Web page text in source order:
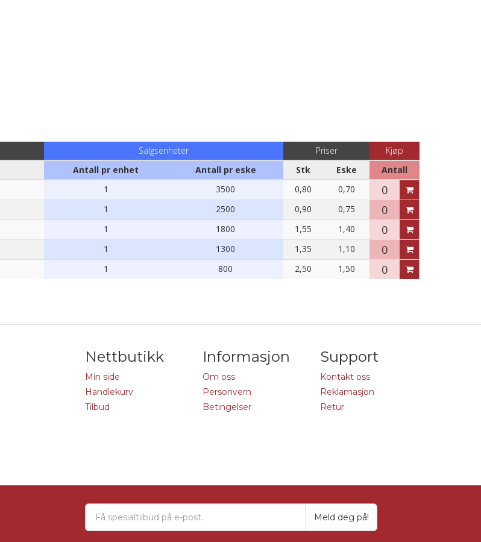
Salgsenheter Priser
Kjøp
Antall pr enhet Antall pr eske Stk Eske
Antall
1 3500 0,80
0,70
1 2500 0,90
0,75
1 1800 1,55
1,40
1 1300 1,35
1,10
1 800 2,50 1,50
Nettbutikk
Min side
Handlekurv
Tilbud
Informasjon
Om oss
Personvern
Betingelser
Support
Kontakt oss
Reklamasjon
Retur
Meld deg på!